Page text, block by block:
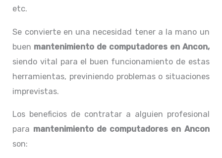
etc.
Se convierte en una necesidad tener a la mano un
buen mantenimiento de computadores en Ancon,
siendo vital para el buen funcionamiento de estas
herramientas, previniendo problemas o situaciones
imprevistas.
Los beneficios de contratar a alguien profesional
para mantenimiento de computadores en Ancon
son: